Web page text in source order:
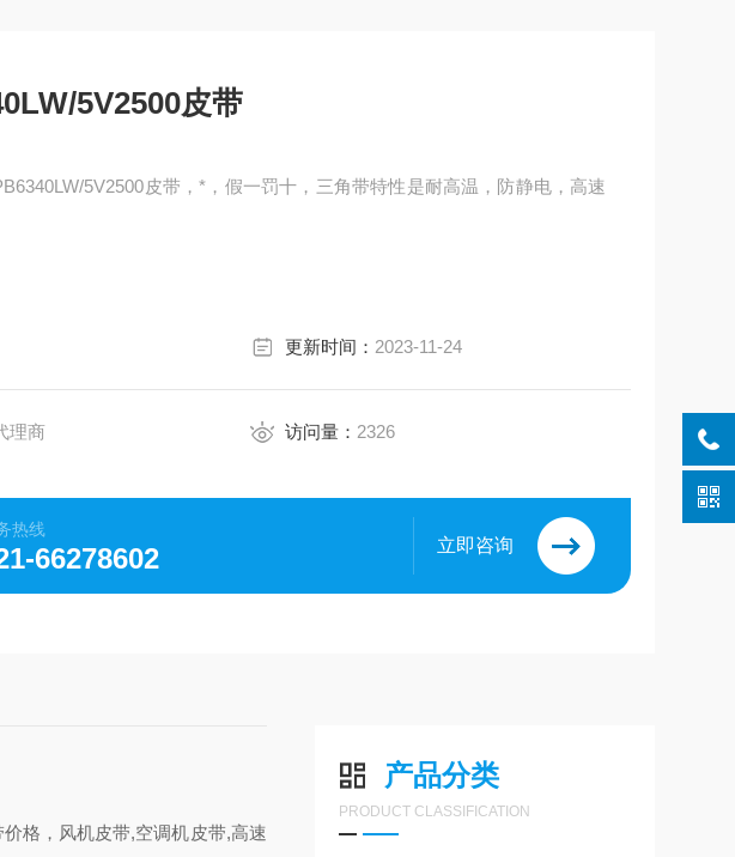
5V2500皮带
5V2500皮带，*，假一罚十，三角带特性是耐高温，防静电，高速
更新时间： 2023-11-24
理商 访问量： 2326
热线
66278602 立即咨询
产品分类
PRODUCT CLASSIFICATION
格，风机皮带,空调机皮带,高速